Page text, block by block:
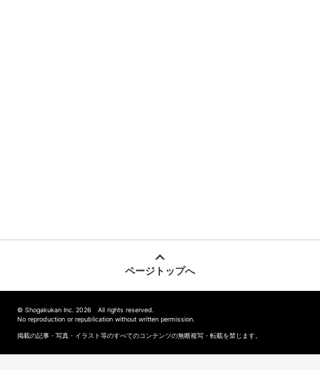
ページトップへ
© Shogakukan Inc. 2026 All rights reserved.
No reproduction or republication without written permission.
掲載の記事・写真・イラスト等のすべてのコンテンツの無断複写・転載を禁じます。